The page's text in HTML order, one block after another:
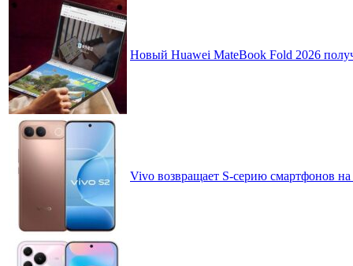
Новый Huawei MateBook Fold 2026
Vivo возвращает S-серию смартфонов